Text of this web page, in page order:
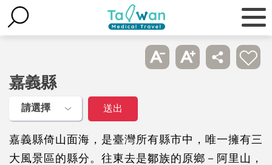
嘉義縣
嘉義縣倚山面海，是臺灣所有縣市中，唯一擁有三
大風景區的縣分。往東去是鄒族的原鄉－阿里山，